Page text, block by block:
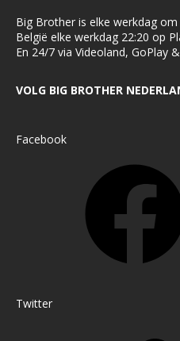
Big Brother is elke werkdag
België elke werkdag 22:20 op
En 24/7 via Videoland, GoPlay
VOLG BIG BROTHER
Facebook
Twitter